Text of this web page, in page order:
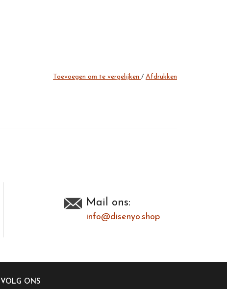
Toevoegen om te vergelijken / Afdrukken
Mail ons:
info@disenyo.shop
VOLG ONS